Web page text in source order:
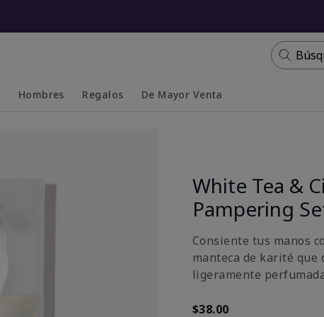
Hombres Regalos De Mayor Venta
White Tea &
Pampering
Consiente tus manos
manteca de karité que
ligeramente
$38.00